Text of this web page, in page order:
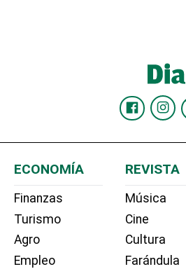
ECONOMÍA
Finanzas
Turismo
Agro
Empleo
REVISTA
Música
Cine
Cultura
Farándula